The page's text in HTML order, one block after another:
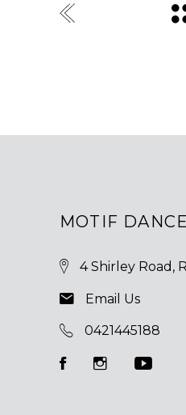
MOTIF
4 Shirley Road,
Email Us
0421445188